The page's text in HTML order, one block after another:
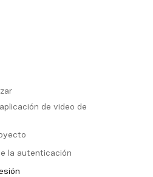
de video de
la autenticación